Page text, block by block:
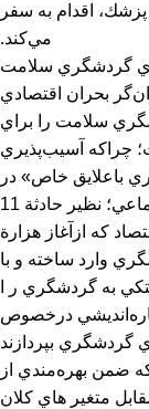
اقدام به سفر
مي‌كند.
بحران اقتصادي
سلامت را براي
چراكه آسيب‌پذيري
باعلایق خاص» در
برابر رويداد هاي كلان سياسي، اقتصادي، اجتماعي؛ نظير حادثة 11
كه ازآغاز هزارة
وارد ساخته و با
به گردشگري ر ا
درخصوص
گردشگري بپردازند
ضمن بهره‌مندي از
متغير هاي كلان